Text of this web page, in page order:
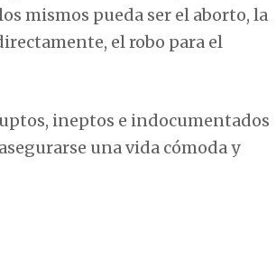
mismos pueda ser el aborto, la
el robo para el
ineptos e indocumentados
una vida cómoda y